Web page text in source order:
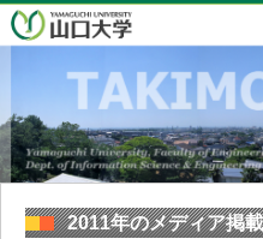
2011年のメディア掲